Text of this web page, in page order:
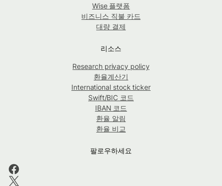
Wise 플랫폼
비즈니스 직불 카드
대량 결제
리소스
Research privacy policy
환율계산기
International stock ticker
Swift/BIC 코드
IBAN 코드
환율 알림
환율 비교
팔로우하세요